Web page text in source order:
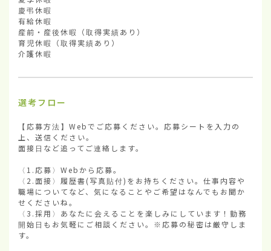
慶弔休暇
有給休暇
産前・産後休暇（取得実績あり）
育児休暇（取得実績あり）
介護休暇
選考フロー
【応募方法】Webでご応募ください。応募シートを入力の
上、送信ください。
面接日など追ってご連絡します。
〈1.応募〉Webから応募。
〈2.面接〉履歴書(写真貼付)をお持ちください。仕事内容や
職場についてなど、気になることやご希望はなんでもお聞か
せくださいね。
〈3.採用〉あなたに会えることを楽しみにしています！勤務
開始日もお気軽にご相談ください。※応募の秘密は厳守しま
す。